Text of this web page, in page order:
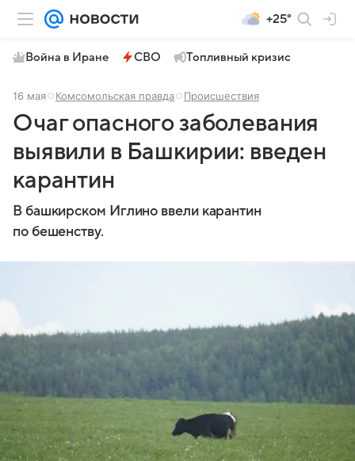
+25°
Война в Иране СВО Топливный кризис
16 мая Комсомольская правда Происшествия
Очаг опасного заболевания
выявили в Башкирии: введен
карантин
В башкирском Иглино ввели карантин
по бешенству.